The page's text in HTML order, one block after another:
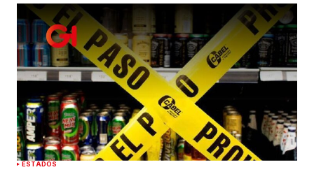
ESTADOS